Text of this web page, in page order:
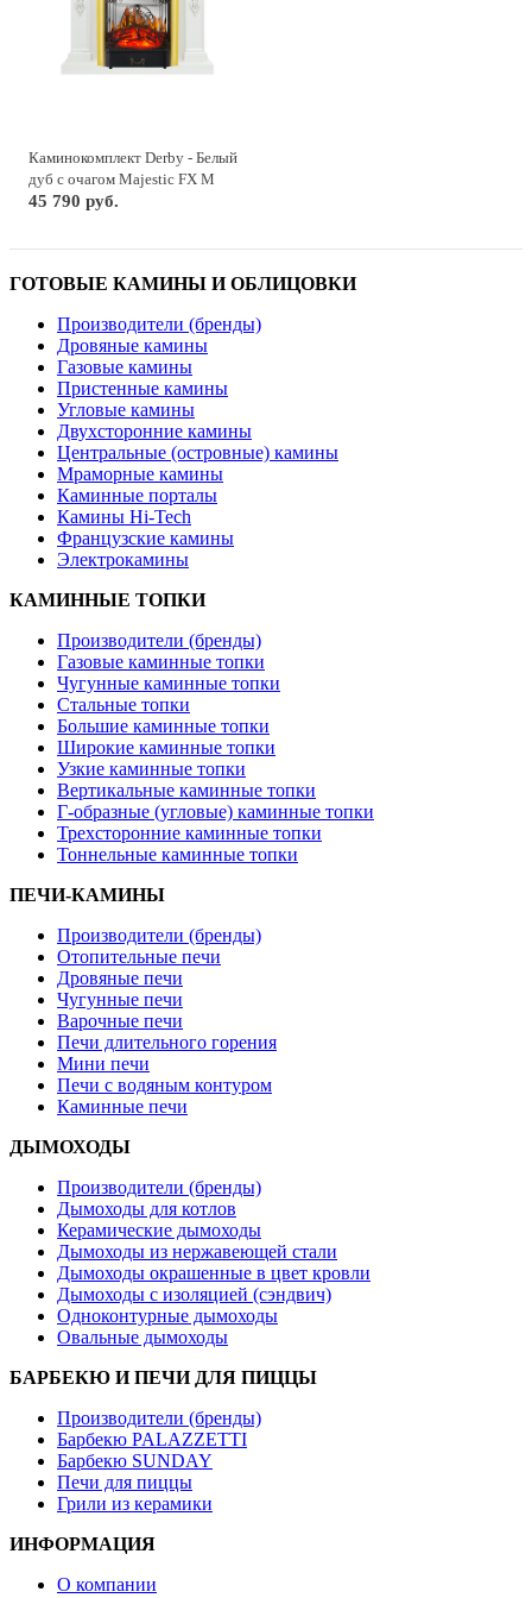
Каминокомплект Derby - Белый
дуб с очагом Majestic FX M
Brass
45 790 руб.
ГОТОВЫЕ КАМИНЫ И ОБЛИЦОВКИ
Производители (бренды)
Дровяные камины
Газовые камины
Пристенные камины
Угловые камины
Двухсторонние камины
Центральные (островные) камины
Мраморные камины
Каминные порталы
Камины Hi-Tech
Французские камины
Электрокамины
КАМИННЫЕ ТОПКИ
Производители (бренды)
Газовые каминные топки
Чугунные каминные топки
Стальные топки
Большие каминные топки
Широкие каминные топки
Узкие каминные топки
Вертикальные каминные топки
Г-образные (угловые) каминные топки
Трехсторонние каминные топки
Тоннельные каминные топки
ПЕЧИ-КАМИНЫ
Производители (бренды)
Отопительные печи
Дровяные печи
Чугунные печи
Варочные печи
Печи длительного горения
Мини печи
Печи с водяным контуром
Каминные печи
ДЫМОХОДЫ
Производители (бренды)
Дымоходы для котлов
Керамические дымоходы
Дымоходы из нержавеющей стали
Дымоходы окрашенные в цвет кровли
Дымоходы с изоляцией (сэндвич)
Одноконтурные дымоходы
Овальные дымоходы
БАРБЕКЮ И ПЕЧИ ДЛЯ ПИЦЦЫ
Производители (бренды)
Барбекю PALAZZETTI
Барбекю SUNDAY
Печи для пиццы
Грили из керамики
ИНФОРМАЦИЯ
О компании